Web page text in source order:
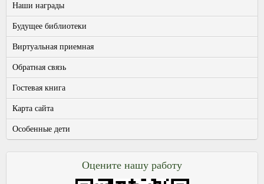
Наши награды
Будущее библиотеки
Виртуальная приемная
Обратная связь
Гостевая книга
Карта сайта
Особенные дети
Оцените нашу работу